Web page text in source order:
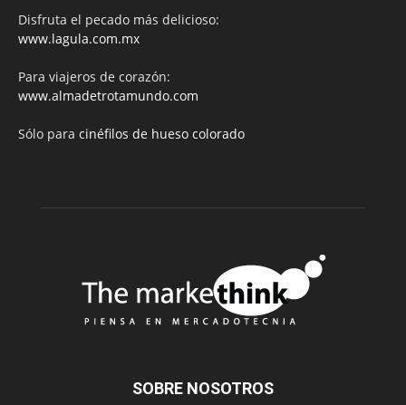
Disfruta el pecado más delicioso:
www.lagula.com.mx
Para viajeros de corazón:
www.almadetrotamundo.com
Sólo para cinéfilos de hueso colorado
SOBRE NOSOTROS